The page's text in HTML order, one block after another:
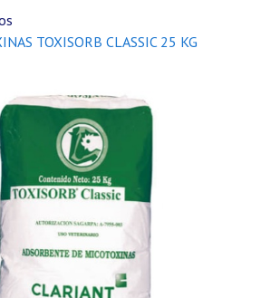
TOXISORB CLASSIC 25 KG